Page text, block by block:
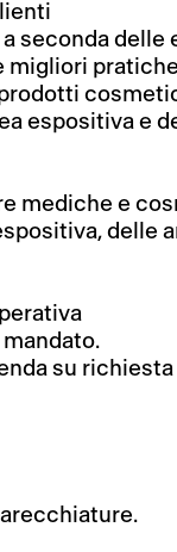
seconda delle
migliori
espositiva e
mediche e
delle
su